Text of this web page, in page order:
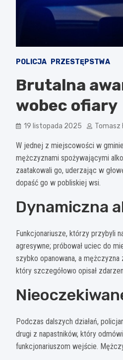
POLICJA PRZESTĘPSTWA
Brutalna
wobec ofiary
19 listopada 2025 Tomasz
W jednej z miejscowości w
mężczyznami spożywającymi
zaatakowali go, uderzając w
dopaść go w pobliskiej wsi.
Dynamiczna
Funkcjonariusze, którzy przybyli
agresywne; próbował uciec do
szybko opanowana, a
który szczegółowo opisał
Podczas dalszych działań,
drugi z napastników, który
funkcjonariuszom wejście.